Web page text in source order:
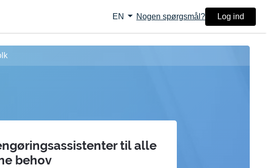
EN arrow_drop_down Nogen spørgsmål? Log ind
til alle
behov